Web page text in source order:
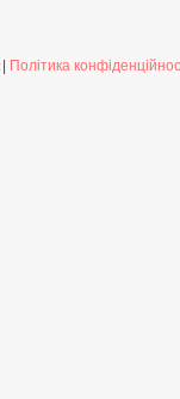
Політика